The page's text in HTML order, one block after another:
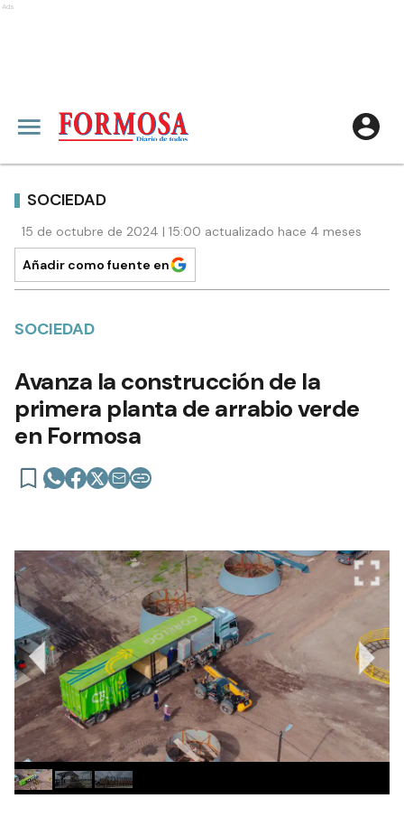
Ads
SOCIEDAD
15 de octubre de 2024 | 15:00 actualizado hace 4 meses
Añadir como fuente en
SOCIEDAD
Avanza la construcción de la
primera planta de arrabio verde
en Formosa